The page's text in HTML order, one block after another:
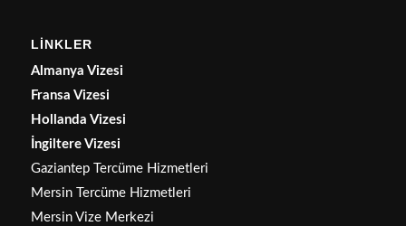
LİNKLER
Almanya Vizesi
Fransa Vizesi
Hollanda Vizesi
İngiltere Vizesi
Gaziantep Tercüme Hizmetleri
Mersin Tercüme Hizmetleri
Mersin Vize Merkezi